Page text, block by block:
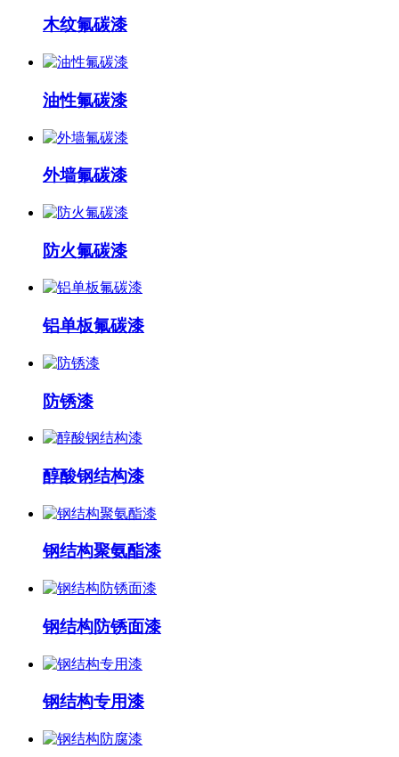
木纹氟碳漆
油性氟碳漆
外墙氟碳漆
防火氟碳漆
铝单板氟碳漆
防锈漆
醇酸钢结构漆
钢结构聚氨酯漆
钢结构防锈面漆
钢结构专用漆